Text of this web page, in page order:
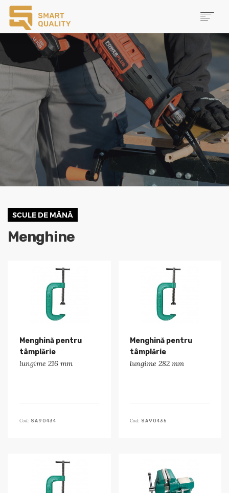
PRODUSE
NOUTĂȚI
MAI MULTE
SCULE DE MÂNĂ
Menghine
Menghină pentru
tâmplărie
lungime 216 mm
Cod: SA90434
Menghină pentru
tâmplărie
lungime 282 mm
Cod: SA90435